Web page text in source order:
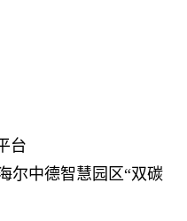
台
尔中德智慧园区“双碳